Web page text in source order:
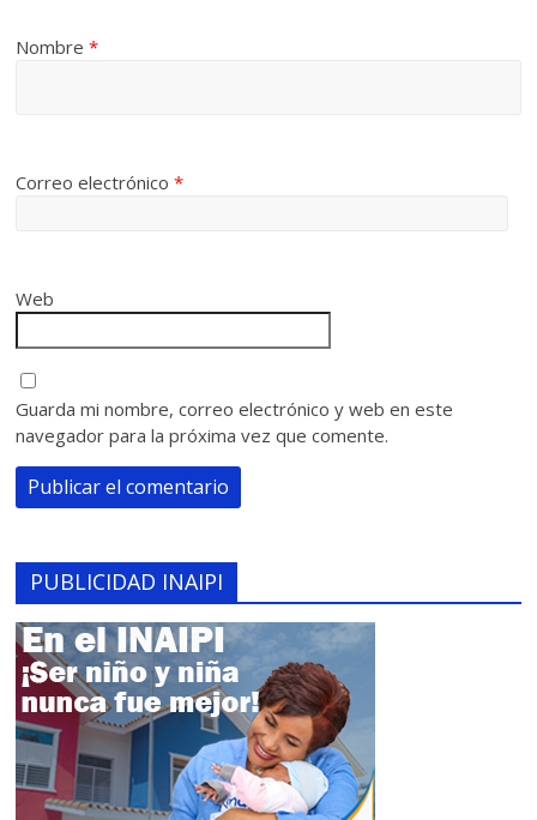
Nombre*
Correo electrónico*
Web
Guarda mi nombre, correo electrónico y web en este
navegador para la próxima vez que comente.
PUBLICIDAD INAIPI